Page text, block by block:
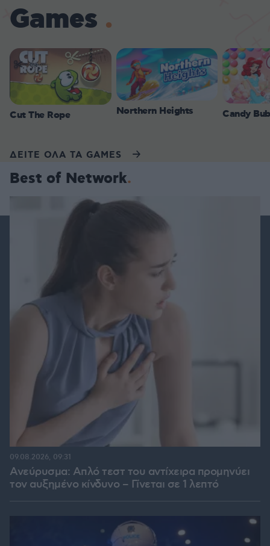
Games
Cut The Rope Northern Heights Candy
ΔΕΙΤΕ ΟΛΑ ΤΑ GAMES
Best of Network
Ανεύρυσμα: Απλό τεστ του αντίχειρα προμηνύει
τον αυξημένο κίνδυνο – Γίνεται σε 1 λεπτό
09.08.2026, 09:31